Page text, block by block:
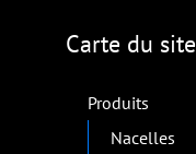
Carte du site
Produits
Nacelles